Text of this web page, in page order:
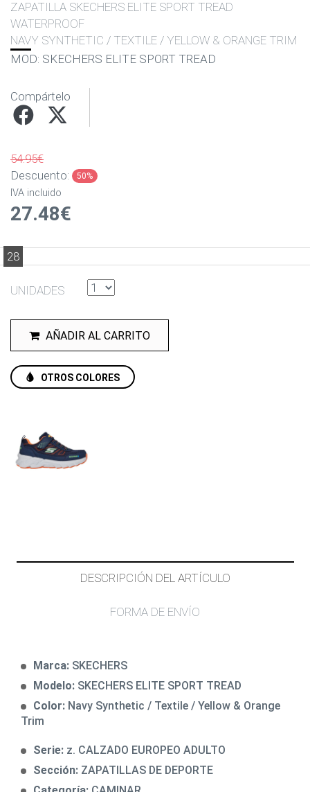
ZAPATILLA SKECHERS ELITE SPORT TREAD
WATERPROOF
NAVY SYNTHETIC / TEXTILE / YELLOW & ORANGE TRIM
MOD: SKECHERS ELITE SPORT TREAD
Compártelo
54.95€
Descuento:
50%
IVA incluido
27.48€
28
UNIDADES
AÑADIR AL CARRITO
OTROS COLORES
DESCRIPCIÓN DEL ARTÍCULO
FORMA DE ENVÍO
Marca: SKECHERS
Modelo: SKECHERS ELITE SPORT TREAD
Color: Navy Synthetic / Textile / Yellow & Orange
Trim
Serie: z. CALZADO EUROPEO ADULTO
Sección: ZAPATILLAS DE DEPORTE